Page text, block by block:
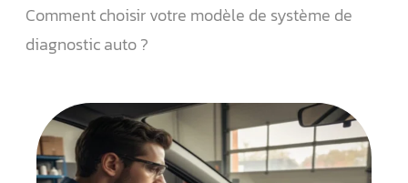
Comment choisir votre modèle de système de
diagnostic auto ?